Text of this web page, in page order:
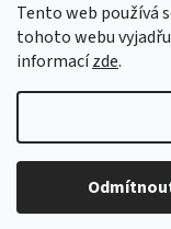
Tento web používá
tohoto webu
informacízde.
Copyright 2026